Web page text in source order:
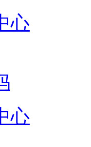
心
心